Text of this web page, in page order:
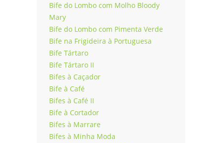
Bife do Lombo com Molho Bloody
Mary
Bife do Lombo com Pimenta Verde
Bife na Frigideira à Portuguesa
Bife Tártaro
Bife Tártaro II
Bifes à Caçador
Bife à Café
Bifes à Café II
Bife à Cortador
Bifes à Marrare
Bifes à Minha Moda